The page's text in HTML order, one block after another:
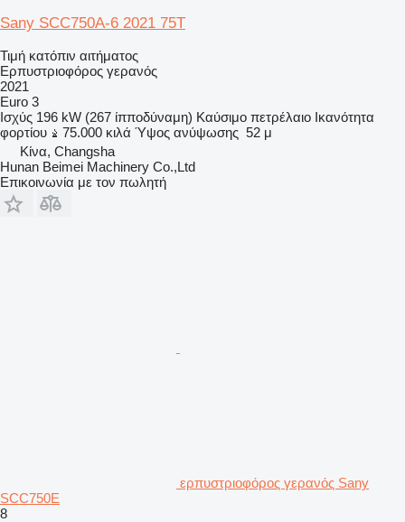
Sany SCC750A-6 2021 75T
Τιμή κατόπιν αιτήματος
Ερπυστριοφόρος γερανός
2021
Euro 3
Ισχύς 196 kW (267 ίπποδύναμη) Καύσιμο πετρέλαιο Ικανότητα
φορτίου
75.000 κιλά Ύψος ανύψωσης 52 μ
Κίνα, Changsha
Hunan Beimei Machinery Co.,Ltd
Επικοινωνία με τον πωλητή
ερπυστριοφόρος γερανός Sany
SCC750E
8